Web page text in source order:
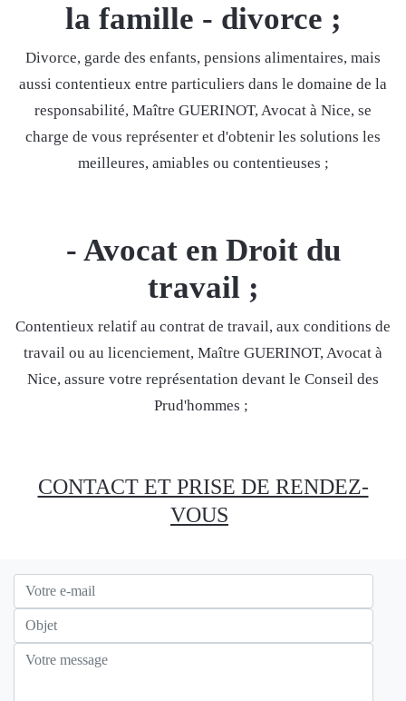
la famille - divorce ;
Divorce, garde des enfants, pensions alimentaires, mais
aussi contentieux entre particuliers dans le domaine de la
responsabilité, Maître GUERINOT, Avocat à Nice, se
charge de vous représenter et d'obtenir les solutions les
meilleures, amiables ou contentieuses ;
- Avocat en Droit du
travail ;
Contentieux relatif au contrat de travail, aux conditions de
travail ou au licenciement, Maître GUERINOT, Avocat à
Nice, assure votre représentation devant le Conseil des
Prud'hommes ;
CONTACT ET PRISE DE RENDEZ-
VOUS